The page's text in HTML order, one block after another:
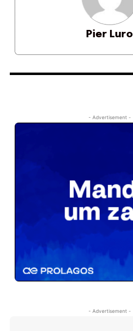
Pier Luro
- Advertisement -
- Advertisement -